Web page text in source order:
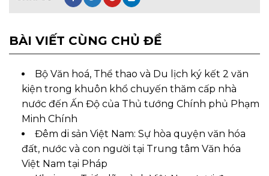
BÀI VIẾT CÙNG CHỦ ĐỀ
Bộ Văn hoá, Thể thao và Du lịch ký kết 2 văn
kiện trong khuôn khổ chuyến thăm cấp nhà
nước đến Ấn Độ của Thủ tướng Chính phủ Phạm
Minh Chính
Đêm di sản Việt Nam: Sự hòa quyện văn hóa
đất, nước và con người tại Trung tâm Văn hóa
Việt Nam tại Pháp